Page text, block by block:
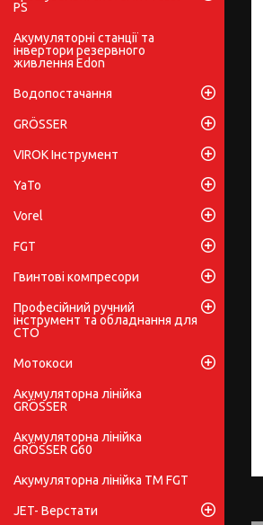
PS
Акумуляторні станції та
інвертори резервного
живлення Edon
Водопостачання
GRÖSSER
VIROK Інструмент
YaTo
Vorel
FGT
Гвинтові компресори
Професійний ручний
інструмент та обладнання для
СТО
Мотокоси
Акумуляторна лінійка
GRÖSSER
Акумуляторна лінійка
GRÖSSER G60
Акумуляторна лінійка ТМ FGT
JET- Верстати